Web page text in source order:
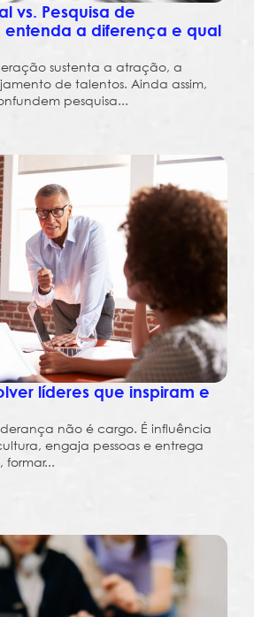
vs. Pesquisa de
entenda a diferença e qual
sustenta a atração, a
de talentos. Ainda assim,
pesquisa...
líderes que inspiram e
não é cargo. É influência
engaja pessoas e entrega
formar...